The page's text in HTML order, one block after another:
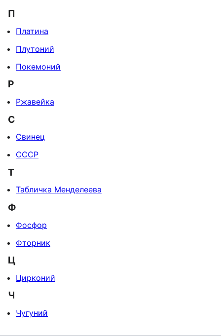
П
Платина
Плутоний
Покемоний
Р
Ржавейка
С
Свинец
СССР
Т
Табличка Менделеева
Ф
Фосфор
Фторник
Ц
Цирконий
Ч
Чугуний